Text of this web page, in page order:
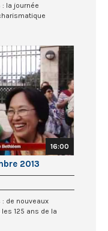
: la journée
16:00
2013
: de nouveaux
125 ans de la